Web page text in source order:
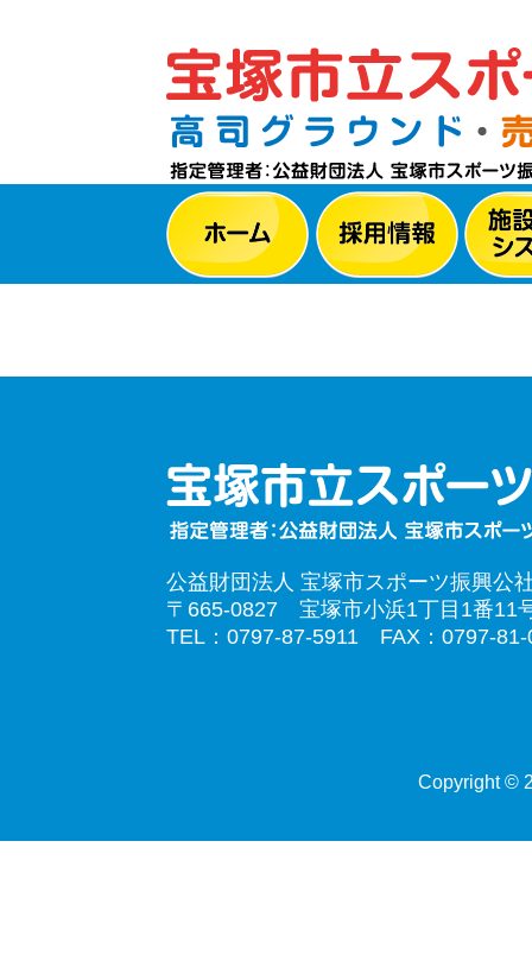
公益財団法人 宝塚市スポーツ振興公
〒665-0827 宝塚市小浜1丁目1番11
TEL：0797-87-5911 FAX：0797-81-
Copyright ©